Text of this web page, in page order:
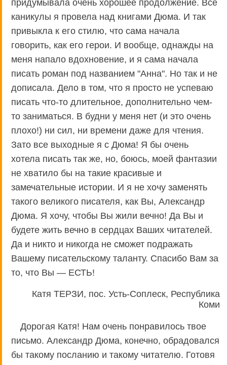
придумывала очень хорошее продолжение. Все
каникулы я провела над книгами Дюма. И так
привыкла к его стилю, что сама начала
говорить, как его герои. И вообще, однажды на
меня напало вдохновение, и я сама начала
писать роман под названием "Анна". Но так и не
дописала. Дело в том, что я просто не успеваю
писать что-то длительное, дополнительно чем-
то заниматься. В будни у меня нет (и это очень
плохо!) ни сил, ни времени даже для чтения.
Зато все выходные я с Дюма! Я бы очень
хотела писать так же, но, боюсь, моей фантазии
не хватило бы на такие красивые и
замечательные истории. И я не хочу заменять
такого великого писателя, как Вы, Александр
Дюма. Я хочу, чтобы Вы жили вечно! Да Вы и
будете жить вечно в сердцах Ваших читателей.
Да и никто и никогда не сможет подражать
Вашему писательскому таланту. Спасибо Вам за
то, что Вы — ЕСТЬ!
Катя ТЕРЗИ, пос. Усть-Соплеск, Республика
Коми
Дорогая Катя! Нам очень понравилось твое
письмо. Александр Дюма, конечно, обрадовался
бы такому посланию и такому читателю. Готовя